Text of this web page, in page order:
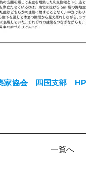
家協会 四国支部 HP
一覧へ